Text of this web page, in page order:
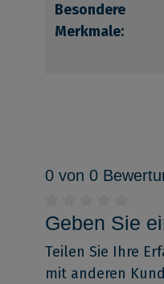
Besondere
Merkmale:
0 von 0
Geben Sie
Teilen Sie Ihre
mit anderen